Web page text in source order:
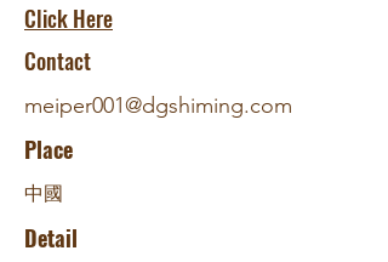
Click Here
Contact
meiper001@dgshiming.com
Place
中國
Detail